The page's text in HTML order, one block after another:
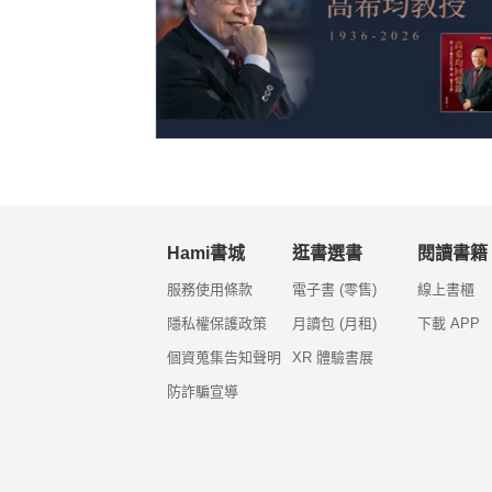
Hami書城
服務使用條款
隱私權保護政策
個資蒐集告知聲明
防詐騙宣導
逛書選書
電子書 (零售)
月讀包 (月租)
XR 體驗書展
閱讀書籍
線上書櫃
下載 APP